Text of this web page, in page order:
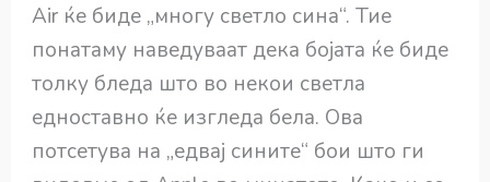
Air ќе биде „многу светло сина“. Тие
понатаму наведуваат дека бојата ќе биде
толку бледа што во некои светла
едноставно ќе изгледа бела. Ова
потсетува на „едвај сините“ бои што ги